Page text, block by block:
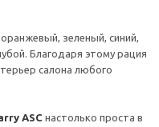
зеленый, синий,
Благодаря этому рация
салона любого
ASC настолько проста в